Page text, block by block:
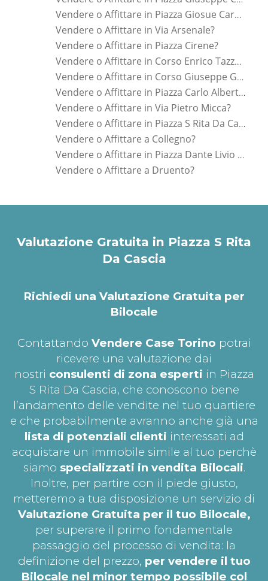
Vendere o Affittare in Piazza Giosue Carducci?
Vendere o Affittare in Via Arsenale?
Vendere o Affittare in Piazza Cirene?
Vendere o Affittare in Corso Enrico Tazzoli?
Vendere o Affittare in Corso Giuseppe Govone?
Vendere o Affittare in Piazza Carlo Alberto?
Vendere o Affittare in Via Pietro Micca?
Vendere o Affittare in Piazza S Rita Da Cascia?
Vendere o Affittare a Collegno?
Vendere o Affittare in Piazza Dante Livio Bianco?
Vendere o Affittare a Druento?
Valutazione Gratuita in Piazza S Rita
Da Cascia
Richiedi una Valutazione Gratuita per
Bilocale
Contattando Vendere Case Torino potrai
ricevere una valutazione dai
nostri consulenti di zona esperti in Piazza
S Rita Da Cascia, che conoscono bene
l’andamento delle vendite nel tuo quartiere
e che probabilmente avranno anche già una
lista di potenziali clienti interessati ad
acquistare un immobile simile al tuo perchè
siamo specializzati in vendita Bilocali.
Inoltre, per partire con il piede giusto,
metteremo a tua disposizione un servizio di
Valutazione Gratuita per il tuo Bilocale,
per superare il primo fondamentale
passaggio del processo di vendita: la
definizione del prezzo, per vendere il tuo
Bilocale nel minor tempo possibile col